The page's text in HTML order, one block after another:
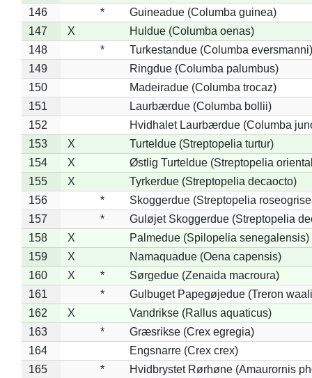
146
*
Guineadue (Columba guinea)
147
X
Huldue (Columba oenas)
148
*
Turkestandue (Columba eversmanni)
149
Ringdue (Columba palumbus)
150
Madeiradue (Columba trocaz)
151
Laurbærdue (Columba bollii)
152
Hvidhalet Laurbærdue (Columba
153
X
Turteldue (Streptopelia turtur)
154
X
Østlig Turteldue (Streptopelia
155
X
Tyrkerdue (Streptopelia decaocto)
156
*
Skoggerdue (Streptopelia
157
*
Guløjet Skoggerdue (Streptopelia
158
X
Palmedue (Spilopelia senegalensis)
159
X
Namaquadue (Oena capensis)
160
X *
Sørgedue (Zenaida macroura)
161
*
Gulbuget Papegøjedue (Treron
162
X
Vandrikse (Rallus aquaticus)
163
*
Græsrikse (Crex egregia)
164
Engsnarre (Crex crex)
165
*
Hvidbrystet Rørhøne (Amaurornis